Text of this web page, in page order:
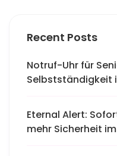
Recent Posts
Notruf-Uhr für
Selbstständigkeit
Eternal Alert:
mehr Sicherheit